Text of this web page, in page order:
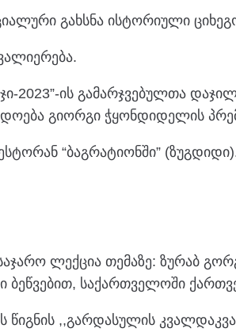
გახსნა ისტორიული
2023”-ის გამარჯვებულთა
გიორგი ჭყონდიდელის
“ბაგრატიონში”
ლექცია თემაზე: ზურაბ
ბეწვებით, საქართველოში
წიგნის ,,გარდასულის